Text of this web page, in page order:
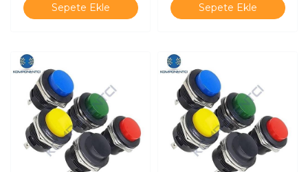
Sepete Ekle Sepete Ekle